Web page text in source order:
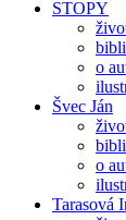
STOPY
o
Švec Ján
o
Tarasová